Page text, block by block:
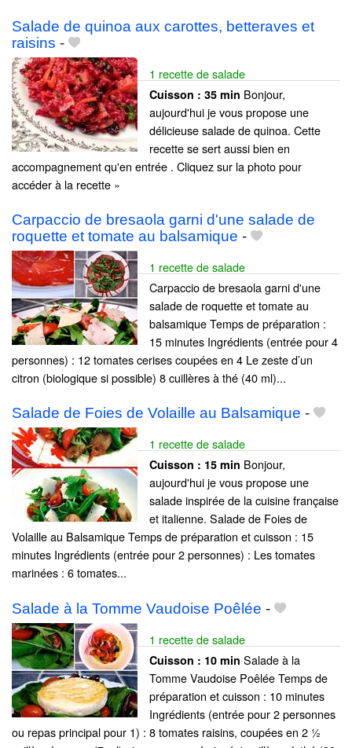
Salade de quinoa aux carottes, betteraves et
raisins -
1 recette de salade
Cuisson : 35 min Bonjour,
aujourd'hui je vous propose une
délicieuse salade de quinoa. Cette
recette se sert aussi bien en
accompagnement qu'en entrée . Cliquez sur la photo pour
accéder à la recette »
Carpaccio de bresaola garni d'une salade de
roquette et tomate au balsamique -
1 recette de salade
Carpaccio de bresaola garni d'une
salade de roquette et tomate au
balsamique Temps de préparation :
15 minutes Ingrédients (entrée pour 4
personnes) : 12 tomates cerises coupées en 4 Le zeste d’un
citron (biologique si possible) 8 cuillères à thé (40 ml)...
Salade de Foies de Volaille au Balsamique -
1 recette de salade
Cuisson : 15 min Bonjour,
aujourd'hui je vous propose une
salade inspirée de la cuisine française
et italienne. Salade de Foies de
Volaille au Balsamique Temps de préparation et cuisson : 15
minutes Ingrédients (entrée pour 2 personnes) : Les tomates
marinées : 6 tomates...
Salade à la Tomme Vaudoise Poêlée -
1 recette de salade
Cuisson : 10 min Salade à la
Tomme Vaudoise Poêlée Temps de
préparation et cuisson : 10 minutes
Ingrédients (entrée pour 2 personnes
ou repas principal pour 1) : 8 tomates raisins, coupées en 2 ½